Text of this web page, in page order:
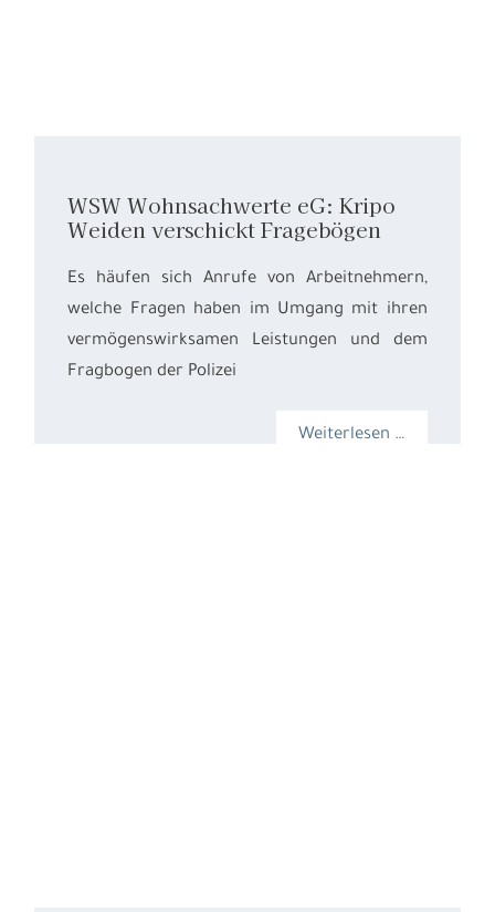
WSW Wohnsachwerte eG: Kripo
Weiden verschickt Fragebögen
Es häufen sich Anrufe von Arbeitnehmern,
welche Fragen haben im Umgang mit ihren
vermögenswirksamen Leistungen und dem
Fragbogen der Polizei
Weiterlesen …